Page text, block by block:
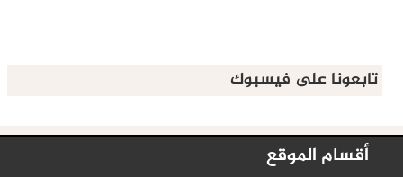
تابعونا على فيسبوك
أقسام الموقع